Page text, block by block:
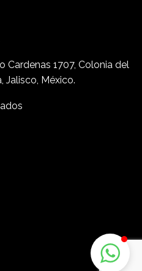
Cardenas 1707, Colonia del
Jalisco, México.